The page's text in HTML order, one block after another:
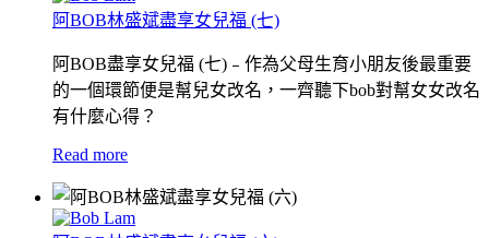
阿BOB林盛斌盡享女兒福 (七)
阿BOB盡享女兒福 (七)﹣作為父母生育小朋友後最重要
的一個環節便是幫兒女改名，一齊聽下bob對幫女女改名
有什麼心得？
Read more